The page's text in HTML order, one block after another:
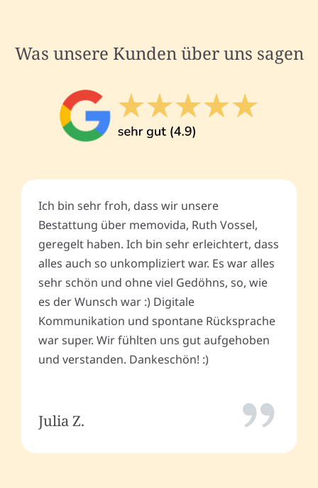
Was unsere Kunden über uns sagen
Ich bin sehr froh, dass wir unsere
Bestattung über memovida, Ruth Vossel,
geregelt haben. Ich bin sehr erleichtert, dass
alles auch so unkompliziert war. Es war alles
sehr schön und ohne viel Gedöhns, so, wie
es der Wunsch war :) Digitale
Kommunikation und spontane Rücksprache
war super. Wir fühlten uns gut aufgehoben
und verstanden. Dankeschön! :)
Julia Z.